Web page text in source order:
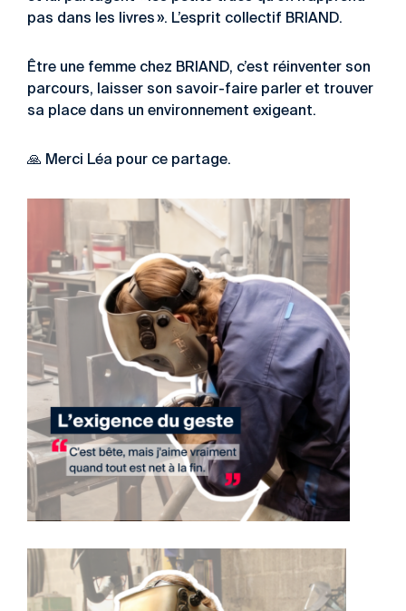
pas dans les livres ». L’esprit collectif BRIAND.
Être une femme chez BRIAND, c’est réinventer son
parcours, laisser son savoir-faire parler et trouver
sa place dans un environnement exigeant.
🙏 Merci Léa pour ce partage.